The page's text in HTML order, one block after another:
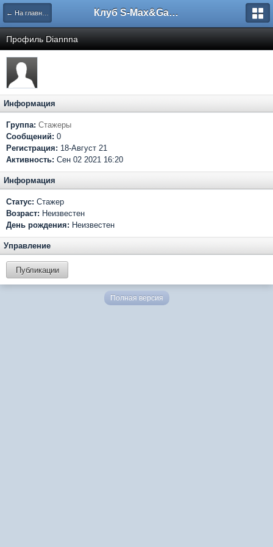
← На главную Клуб S-Max&Galaxy
Профиль Diannna
Информация
Группа: Стажеры
Сообщений: 0
Регистрация: 18-Август 21
Активность: Сен 02 2021 16:20
Информация
Статус: Стажер
Возраст: Неизвестен
День рождения: Неизвестен
Управление
Публикации
Полная версия